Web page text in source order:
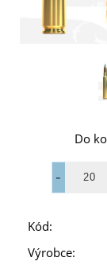
Do
Kód:
Výrobce: